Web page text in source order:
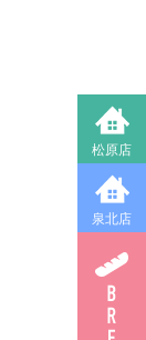
松原店
泉北店